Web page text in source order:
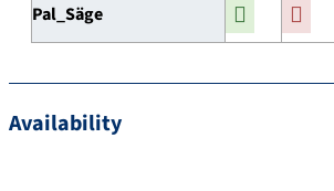
Pal_Säge
Availability